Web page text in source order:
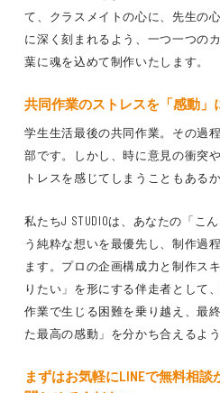
て、クラスメイトの心に、先生の
に深く刻まれるよう、一つ一つの
葉に魂を込めて制作いたします。
共同作業のストレスを「感動」
学生生活最後の共同作業。その過
部です。しかし、時に意見の衝突
トレスを感じてしまうこともある
私たちJ STUDIOは、あなたの「こ
う純粋な想いを最優先し、制作過
ます。プロの企画構成力と制作ス
りたい」を形にする伴走者として
作業で生じる困難を乗り越え、最
た最高の感動」を分かち合えるよ
まずはお気軽にLINEで無料相